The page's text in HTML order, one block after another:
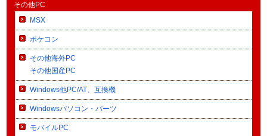
その他PC
MSX
ポケコン
その他海外PC
その他国産PC
Windows他PC/AT、互換機
Windowsパソコン・パーツ
モバイルPC